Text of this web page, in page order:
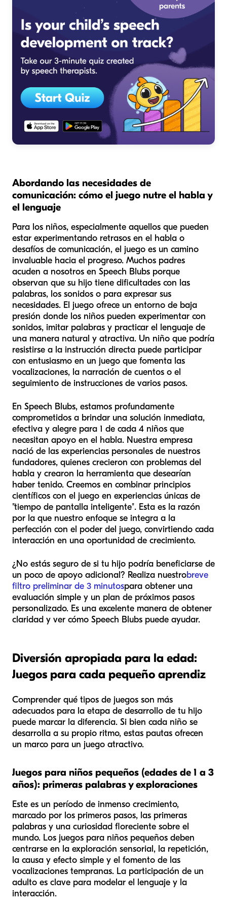
Abordando las necesidades de
comunicación: cómo el juego nutre el habla y
el lenguaje
Para los niños, especialmente aquellos que pueden
estar experimentando retrasos en el habla o
desafíos de comunicación, el juego es un camino
invaluable hacia el progreso. Muchos padres
acuden a nosotros en Speech Blubs porque
observan que su hijo tiene dificultades con las
palabras, los sonidos o para expresar sus
necesidades. El juego ofrece un entorno de baja
presión donde los niños pueden experimentar con
sonidos, imitar palabras y practicar el lenguaje de
una manera natural y atractiva. Un niño que podría
resistirse a la instrucción directa puede participar
con entusiasmo en un juego que fomenta las
vocalizaciones, la narración de cuentos o el
seguimiento de instrucciones de varios pasos.
En Speech Blubs, estamos profundamente
comprometidos a brindar una solución inmediata,
efectiva y alegre para 1 de cada 4 niños que
necesitan apoyo en el habla. Nuestra empresa
nació de las experiencias personales de nuestros
fundadores, quienes crecieron con problemas del
habla y crearon la herramienta que desearían
haber tenido. Creemos en combinar principios
científicos con el juego en experiencias únicas de
"tiempo de pantalla inteligente". Esta es la razón
por la que nuestro enfoque se integra a la
perfección con el poder del juego, convirtiendo cada
interacción en una oportunidad de crecimiento.
¿No estás seguro de si tu hijo podría beneficiarse de
un poco de apoyo adicional? Realiza nuestrobreve
filtro preliminar de 3 minutospara obtener una
evaluación simple y un plan de próximos pasos
personalizado. Es una excelente manera de obtener
claridad y ver cómo Speech Blubs puede ayudar.
Diversión apropiada para la edad:
Juegos para cada pequeño aprendiz
Comprender qué tipos de juegos son más
adecuados para la etapa de desarrollo de tu hijo
puede marcar la diferencia. Si bien cada niño se
desarrolla a su propio ritmo, estas pautas ofrecen
un marco para un juego atractivo.
Juegos para niños pequeños (edades de 1 a 3
años): primeras palabras y exploraciones
Este es un período de inmenso crecimiento,
marcado por los primeros pasos, las primeras
palabras y una curiosidad floreciente sobre el
mundo. Los juegos para niños pequeños deben
centrarse en la exploración sensorial, la repetición,
la causa y efecto simple y el fomento de las
vocalizaciones tempranas. La participación de un
adulto es clave para modelar el lenguaje y la
interacción.